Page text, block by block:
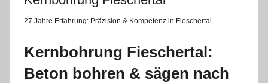
27 Jahre Erfahrung: Präzision & Kompetenz in Fieschertal
Kernbohrung Fieschertal:
Beton bohren & sägen nach